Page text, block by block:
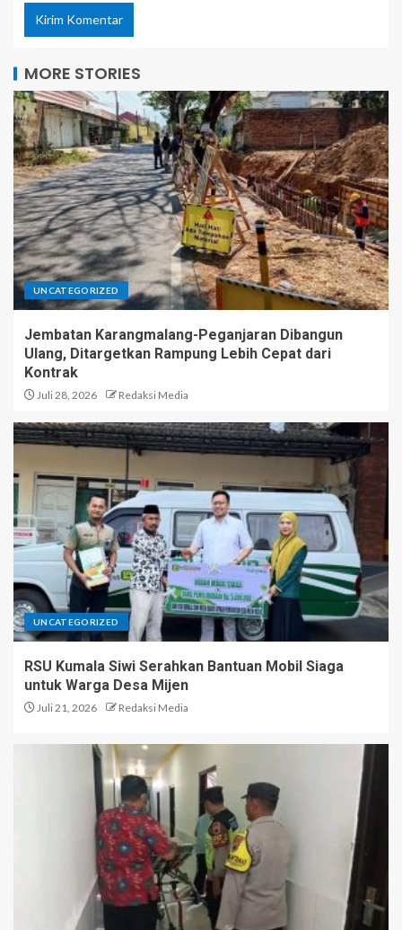
MORE STORIES
UNCATEGORIZED
Jembatan Karangmalang-Peganjaran Dibangun
Ulang, Ditargetkan Rampung Lebih Cepat dari
Kontrak
Juli 28, 2026 Redaksi Media
UNCATEGORIZED
RSU Kumala Siwi Serahkan Bantuan Mobil Siaga
untuk Warga Desa Mijen
Juli 21, 2026 Redaksi Media